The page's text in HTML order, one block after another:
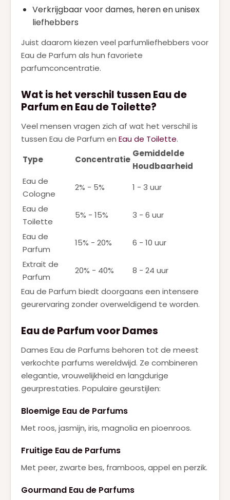
Verkrijgbaar voor dames, heren en unisex
liefhebbers
Juist daarom kiezen veel parfumliefhebbers voor
Eau de Parfum als hun favoriete
parfumconcentratie.
Wat is het verschil tussen Eau de
Parfum en Eau de Toilette?
Veel mensen vragen zich af wat het verschil is
tussen Eau de Parfum en Eau de Toilette.
Type
Concentratie
Gemiddelde
Houdbaarheid
Eau de
Cologne
2% - 5%
1 - 3 uur
Eau de
Toilette
5% - 15%
3 - 6 uur
Eau de
Parfum
15% - 20%
6 - 10 uur
Extrait de
Parfum
20% - 40%
8 - 24 uur
Eau de Parfum biedt doorgaans een intensere
geurervaring zonder overweldigend te worden.
Eau de Parfum voor Dames
Dames Eau de Parfums behoren tot de meest
verkochte parfums wereldwijd. Ze combineren
elegantie, vrouwelijkheid en langdurige
geurprestaties. Populaire geurstijlen:
Bloemige Eau de Parfums
Met roos, jasmijn, iris, magnolia en pioenroos.
Fruitige Eau de Parfums
Met peer, zwarte bes, framboos, appel en perzik.
Gourmand Eau de Parfums